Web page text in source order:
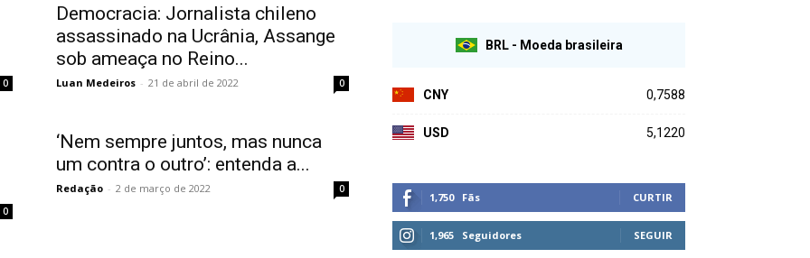
0
Democracia: Jornalista chileno
assassinado na Ucrânia, Assange
sob ameaça no Reino...
Luan Medeiros - 21 de abril de 2022 0
0
‘Nem sempre juntos, mas nunca
um contra o outro’: entenda a...
Redação - 2 de março de 2022 0
BRL - Moeda brasileira
CNY 0,7588
USD 5,1220
1,750 Fãs CURTIR
1,965 Seguidores SEGUIR